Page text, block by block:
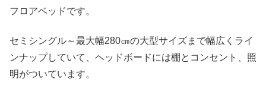
フロアベッドです。
セミシングル～最大幅280㎝の大型サイズまで幅広くライ
ンナップしていて、ヘッドボードには棚とコンセント、照
明がついています。